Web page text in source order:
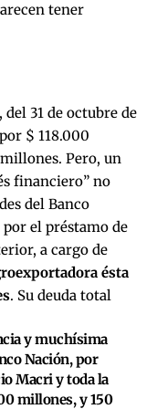
tener
31 de octubre de
$ 118.000
Pero, un
financiero” no
del Banco
el préstamo de
a cargo de
ésta
. Su deuda total
y muchísima
Nación, por
Macri y toda la
millones, y 150